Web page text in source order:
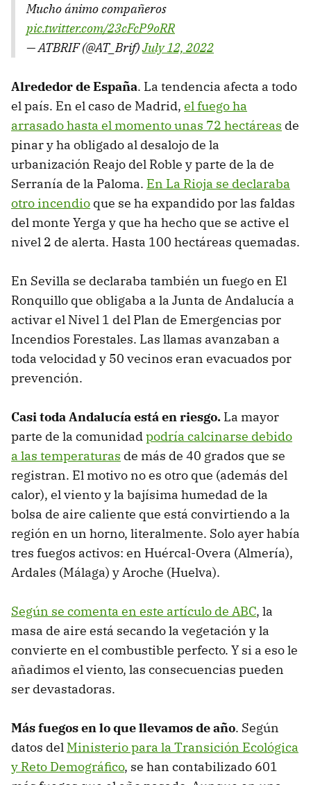
Mucho ánimo compañeros
pic.twitter.com/23cFcP9oRR
— ATBRIF (@AT_Brif)July 12, 2022
Alrededor de España. La tendencia afecta a todo
el país. En el caso de Madrid, el fuego ha
arrasado hasta el momento unas 72 hectáreas de
pinar y ha obligado al desalojo de la
urbanización Reajo del Roble y parte de la de
Serranía de la Paloma. En La Rioja se declaraba
otro incendio que se ha expandido por las faldas
del monte Yerga y que ha hecho que se active el
nivel 2 de alerta. Hasta 100 hectáreas quemadas.
En Sevilla se declaraba también un fuego en El
Ronquillo que obligaba a la Junta de Andalucía a
activar el Nivel 1 del Plan de Emergencias por
Incendios Forestales. Las llamas avanzaban a
toda velocidad y 50 vecinos eran evacuados por
prevención.
Casi toda Andalucía está en riesgo. La mayor
parte de la comunidadpodría calcinarse debido
a las temperaturas de más de 40 grados que se
registran. El motivo no es otro que (además del
calor), el viento y la bajísima humedad de la
bolsa de aire caliente que está convirtiendo a la
región en un horno, literalmente. Solo ayer había
tres fuegos activos: en Huércal-Overa (Almería),
Ardales (Málaga) y Aroche (Huelva).
Según se comenta en este artículo de ABC, la
masa de aire está secando la vegetación y la
convierte en el combustible perfecto. Y si a eso le
añadimos el viento, las consecuencias pueden
ser devastadoras.
Más fuegos en lo que llevamos de año. Según
datos del Ministerio para la Transición Ecológica
y Reto Demográfico, se han contabilizado 601